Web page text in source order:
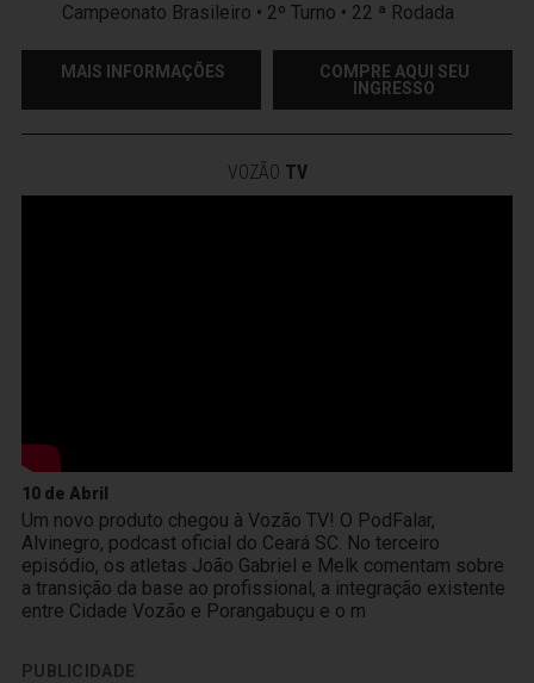
Campeonato Brasileiro • 2º Turno • 22 ª Rodada
MAIS INFORMAÇÕES
COMPRE AQUI SEU
INGRESSO
VOZÃO TV
10 de Abril
Um novo produto chegou à Vozão TV! O PodFalar,
Alvinegro, podcast oficial do Ceará SC. No terceiro
episódio, os atletas João Gabriel e Melk comentam sobre
a transição da base ao profissional, a integração existente
entre Cidade Vozão e Porangabuçu e o m
PUBLICIDADE